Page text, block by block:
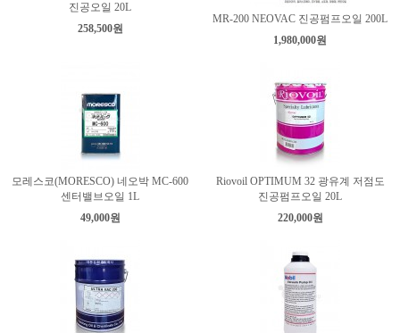
진공오일 20L
258,500원
MR-200 NEOVAC 진공펌프오일 200L
1,980,000원
모레스코(MORESCO) 네오박 MC-600
센터밸브오일 1L
49,000원
Riovoil OPTIMUM 32 광유계 저점도
진공펌프오일 20L
220,000원